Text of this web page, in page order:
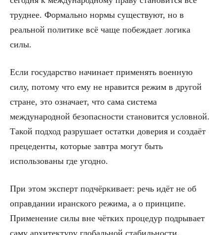
труднее. Формально нормы существуют, но в
реальной политике всё чаще побеждает логика
силы.
Если государство начинает применять военную
силу, потому что ему не нравится режим в другой
стране, это означает, что сама система
международной безопасности становится условной.
Такой подход разрушает остатки доверия и создаёт
прецеденты, которые завтра могут быть
использованы где угодно.
При этом эксперт подчёркивает: речь идёт не об
оправдании иранского режима, а о принципе.
Применение силы вне чётких процедур подрывает